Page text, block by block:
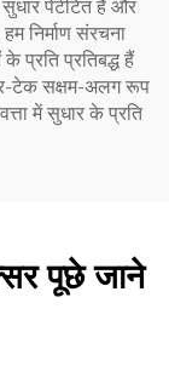
सुधार पेटेंटित हैं और
निर्माण संरचना
प्रति प्रतिबद्ध हैं
टेक सक्षम-अलग रूप
में सुधार के प्रति
पूछे जाने